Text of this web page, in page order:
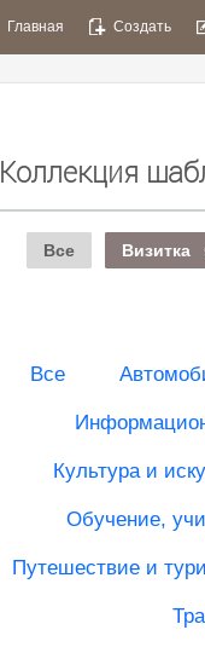
Главная Создать
Коллекция
Все Визитка
Все
Культура и
Обучение,
Путешествие и